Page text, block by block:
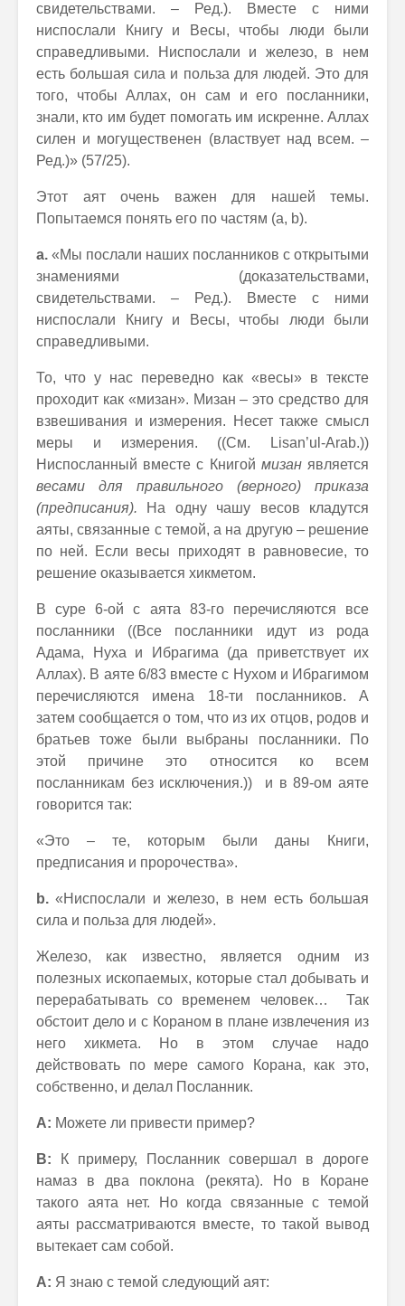
свидетельствами. – Ред.). Вместе с ними
ниспослали Книгу и Весы, чтобы люди были
справедливыми. Ниспослали и железо, в нем
есть большая сила и польза для людей. Это для
того, чтобы Аллах, он сам и его посланники,
знали, кто им будет помогать им искренне. Аллах
силен и могущественен (властвует над всем. –
Ред.)» (57/25).
Этот аят очень важен для нашей темы.
Попытаемся понять его по частям (а, b).
а. «Мы послали наших посланников с открытыми
знамениями (доказательствами,
свидетельствами. – Ред.). Вместе с ними
ниспослали Книгу и Весы, чтобы люди были
справедливыми.
То, что у нас переведно как «весы» в тексте
проходит как «мизан». Мизан – это средство для
взвешивания и измерения. Несет также смысл
меры и измерения. ((См. Lisan’ul-Arab.))
Ниспосланный вместе с Книгой мизанявляется
весами для правильного (верного) приказа
(предписания). На одну чашу весов кладутся
аяты, связанные с темой, а на другую – решение
по ней. Если весы приходят в равновесие, то
решение оказывается хикметом.
В суре 6-ой с аята 83-го перечисляются все
посланники ((Все посланники идут из рода
Адама, Нуха и Ибрагима (да приветствует их
Аллах). В аяте 6/83 вместе с Нухом и Ибрагимом
перечисляются имена 18-ти посланников. А
затем сообщается о том, что из их отцов, родов и
братьев тоже были выбраны посланники. По
этой причине это относится ко всем
посланникам без исключения.)) и в 89-ом аяте
говорится так:
«Это – те, которым были даны Книги,
предписания и пророчества».
b. «Ниспослали и железо, в нем есть большая
сила и польза для людей».
Железо, как известно, является одним из
полезных ископаемых, которые стал добывать и
перерабатывать со временем человек… Так
обстоит дело и с Кораном в плане извлечения из
него хикмета. Но в этом случае надо
действовать по мере самого Корана, как это,
собственно, и делал Посланник.
А: Можете ли привести пример?
В: К примеру, Посланник совершал в дороге
намаз в два поклона (рекята). Но в Коране
такого аята нет. Но когда связанные с темой
аяты рассматриваются вместе, то такой вывод
вытекает сам собой.
А: Я знаю с темой следующий аят: